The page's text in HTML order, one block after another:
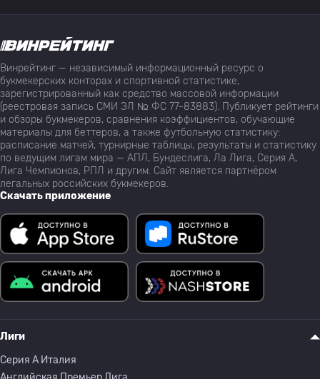
Винрейтинг — независимый информационный ресурс о
букмекерских конторах и спортивной статистике,
зарегистрированный как средство массовой информации
(реестровая запись СМИ ЭЛ № ФС 77-83883). Публикует рейтинги
и обзоры букмекеров, сравнения коэффициентов, обучающие
материалы для беттеров, а также футбольную статистику:
расписание матчей, турнирные таблицы, результаты и статистику
по ведущим лигам мира — АПЛ, Бундеслига, Ла Лига, Серия А,
Лига Чемпионов, РПЛ и другим. Сайт является партнёром
легальных российских букмекеров.
Скачать приложение
Лиги
Серия A Италия